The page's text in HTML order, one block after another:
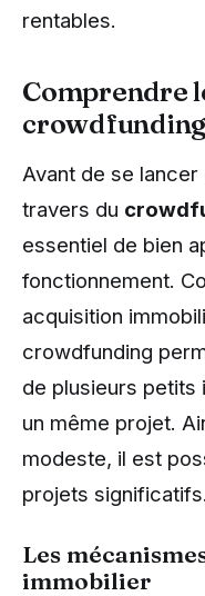
rentables.
Comprendre
Avant de se
travers du
essentiel de bien
fonctionnement.
acquisition
crowdfunding
de plusieurs petits
un même projet.
modeste, il est
projets significatifs.
Les
immobilier